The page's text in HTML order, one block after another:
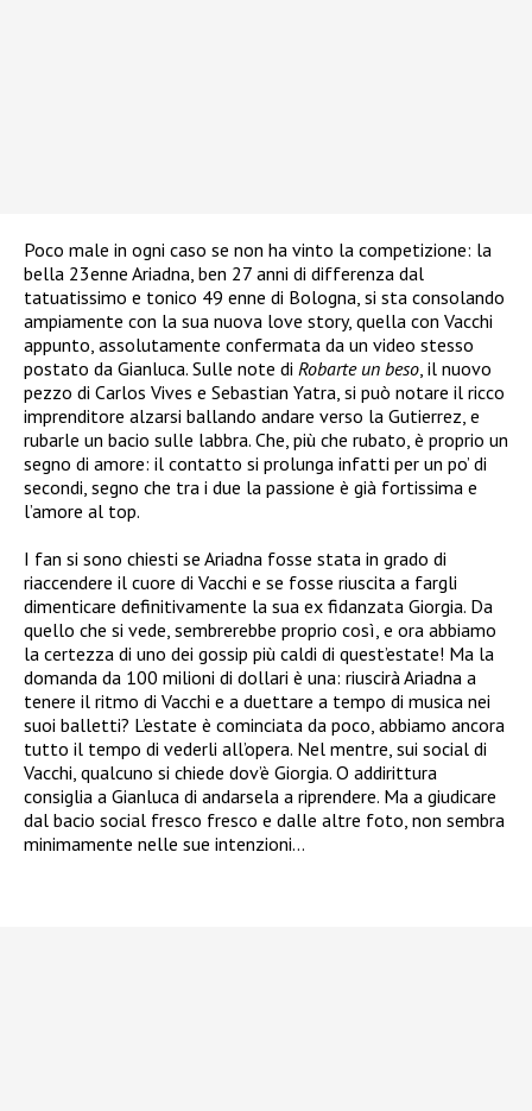
Poco male in ogni caso se non ha vinto la competizione: la
bella 23enne Ariadna, ben 27 anni di differenza dal
tatuatissimo e tonico 49 enne di Bologna, si sta consolando
ampiamente con la sua nuova love story, quella con Vacchi
appunto, assolutamente confermata da un video stesso
postato da Gianluca. Sulle note di Robarte un beso , il nuovo
pezzo di Carlos Vives e Sebastian Yatra, si può notare il ricco
imprenditore alzarsi ballando andare verso la Gutierrez, e
rubarle un bacio sulle labbra. Che, più che rubato, è proprio un
segno di amore: il contatto si prolunga infatti per un po’ di
secondi, segno che tra i due la passione è già fortissima e
l’amore al top.
I fan si sono chiesti se Ariadna fosse stata in grado di
riaccendere il cuore di Vacchi e se fosse riuscita a fargli
dimenticare definitivamente la sua ex fidanzata Giorgia. Da
quello che si vede, sembrerebbe proprio così, e ora abbiamo
la certezza di uno dei gossip più caldi di quest’estate! Ma la
domanda da 100 milioni di dollari è una: riuscirà Ariadna a
tenere il ritmo di Vacchi e a duettare a tempo di musica nei
suoi balletti? L’estate è cominciata da poco, abbiamo ancora
tutto il tempo di vederli all’opera. Nel mentre, sui social di
Vacchi, qualcuno si chiede dov’è Giorgia. O addirittura
consiglia a Gianluca di andarsela a riprendere. Ma a giudicare
dal bacio social fresco fresco e dalle altre foto, non sembra
minimamente nelle sue intenzioni…